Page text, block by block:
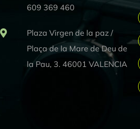
609 369 460
Plaza Virgen de la paz /
Plaça de la Mare de Deu de
la Pau, 3. 46001 VALENCIA